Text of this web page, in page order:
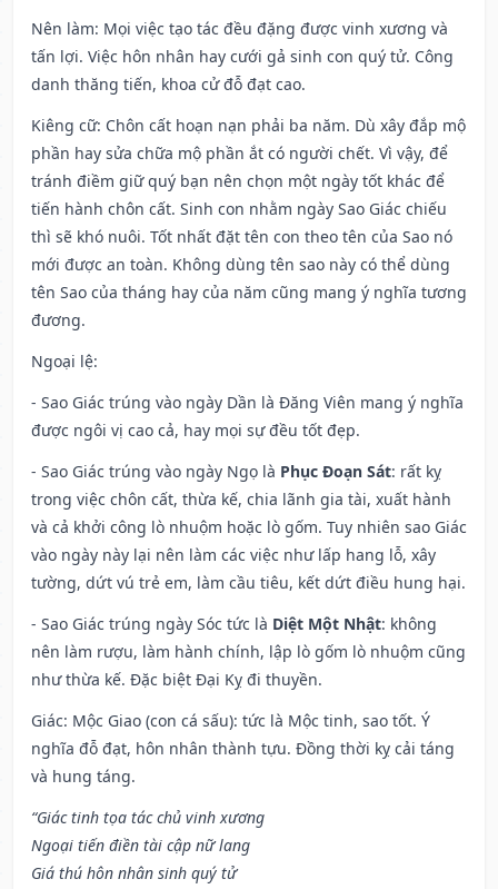
Nên làm: Mọi việc tạo tác đều đặng được vinh xương và
tấn lợi. Việc hôn nhân hay cưới gả sinh con quý tử. Công
danh thăng tiến, khoa cử đỗ đạt cao.
Kiêng cữ: Chôn cất hoạn nạn phải ba năm. Dù xây đắp mộ
phần hay sửa chữa mộ phần ắt có người chết. Vì vậy, để
tránh điềm giữ quý bạn nên chọn một ngày tốt khác để
tiến hành chôn cất. Sinh con nhằm ngày Sao Giác chiếu
thì sẽ khó nuôi. Tốt nhất đặt tên con theo tên của Sao nó
mới được an toàn. Không dùng tên sao này có thể dùng
tên Sao của tháng hay của năm cũng mang ý nghĩa tương
đương.
Ngoại lệ:
- Sao Giác trúng vào ngày Dần là Đăng Viên mang ý nghĩa
được ngôi vị cao cả, hay mọi sự đều tốt đẹp.
- Sao Giác trúng vào ngày Ngọ là Phục Đoạn Sát: rất kỵ
trong việc chôn cất, thừa kế, chia lãnh gia tài, xuất hành
và cả khởi công lò nhuộm hoặc lò gốm. Tuy nhiên sao Giác
vào ngày này lại nên làm các việc như lấp hang lỗ, xây
tường, dứt vú trẻ em, làm cầu tiêu, kết dứt điều hung hại.
- Sao Giác trúng ngày Sóc tức là Diệt Một Nhật: không
nên làm rượu, làm hành chính, lập lò gốm lò nhuộm cũng
như thừa kế. Đặc biệt Đại Kỵ đi thuyền.
Giác: Mộc Giao (con cá sấu): tức là Mộc tinh, sao tốt. Ý
nghĩa đỗ đạt, hôn nhân thành tựu. Đồng thời kỵ cải táng
và hung táng.
“Giác tinh tọa tác chủ vinh xương
Ngoại tiến điền tài cập nữ lang
Giá thú hôn nhân sinh quý tử